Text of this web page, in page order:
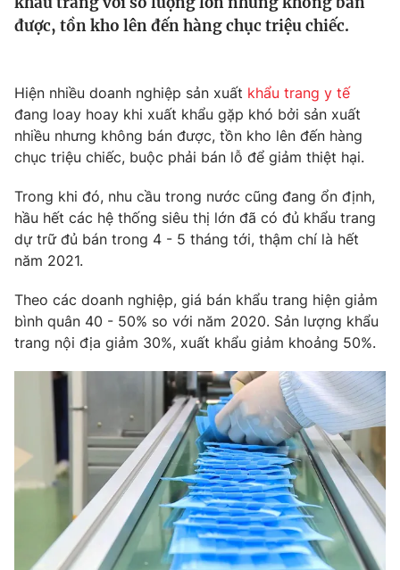
Thế giới
Thế giới đó đây
Câu chuyện quốc tế
Tài chính
Thị trường
Dữ liệu và đời sống
Phim VTV
Hậu trường
Khán giả
Giải sao mai
Giải trí
Điện ảnh
Âm nhạc
Sao
Du lịch
Làm đẹp
Giáo dục
Tuyển sinh
Học trực tuyến
Công nghệ
Hitech Công nghệ tương lai
Sản phẩm
Thị trường
Giao lưu trực tuyến
Lịch phát sóng
Chuyên mục khác
được, tồn kho lên đến hàng chục triệu chiếc.
Hiện nhiều doanh nghiệp sản xuất khẩu trang y tế
đang loay hoay khi xuất khẩu gặp khó bởi sản xuất
nhiều nhưng không bán được, tồn kho lên đến hàng
chục triệu chiếc, buộc phải bán lỗ để giảm thiệt hại.
Trong khi đó, nhu cầu trong nước cũng đang ổn định,
hầu hết các hệ thống siêu thị lớn đã có đủ khẩu trang
dự trữ đủ bán trong 4 - 5 tháng tới, thậm chí là hết
năm 2021.
Theo các doanh nghiệp, giá bán khẩu trang hiện giảm
bình quân 40 - 50% so với năm 2020. Sản lượng khẩu
trang nội địa giảm 30%, xuất khẩu giảm khoảng 50%.